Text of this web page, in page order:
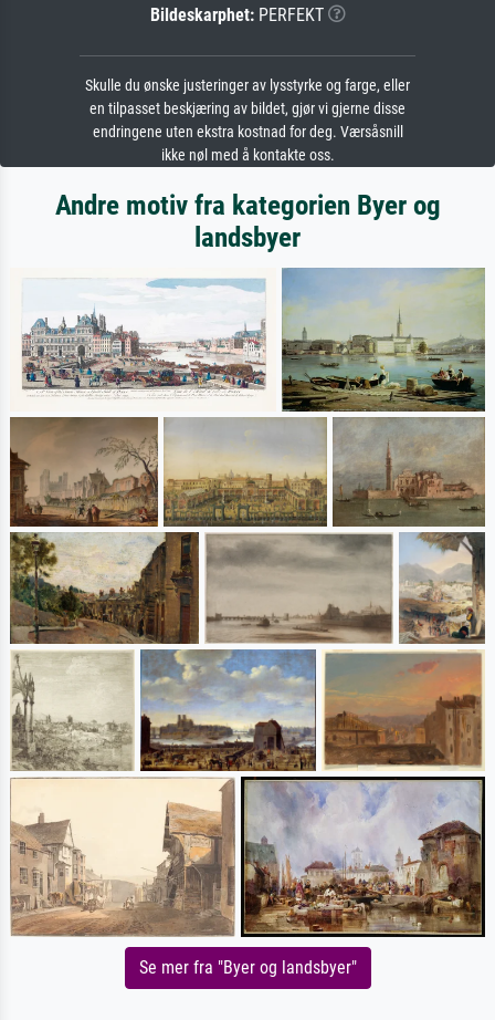
Bildeskarphet:PERFEKT
Skulle du ønske justeringer av lysstyrke og farge, eller
en tilpasset beskjæring av bildet, gjør vi gjerne disse
endringene uten ekstra kostnad for deg. Værsåsnill
ikke nøl med å kontakte oss.
Andre motiv fra kategorien Byer og
landsbyer
Se mer fra "Byer og landsbyer"